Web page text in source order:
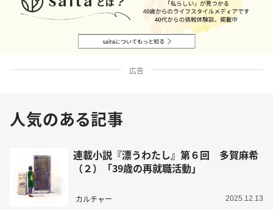
広告
人気のある記事
連載小説『漂うわたし』第６回 多賀麻希
（２）「39歳の再就職活動」
カルチャー 2025.12.13